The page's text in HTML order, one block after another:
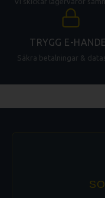
TRYGG E-
Säkra betalningar &